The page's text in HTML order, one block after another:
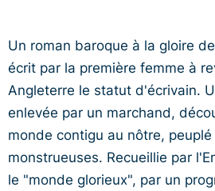
Un roman baroque à la gloire
écrit par la première femme à
Angleterre le statut d'écrivain.
enlevée par un marchand,
monde contigu au nôtre,
monstrueuses. Recueillie par
le "monde glorieux", par un